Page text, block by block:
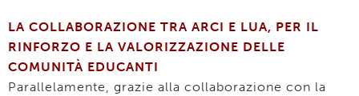
LA COLLABORAZIONE TRA ARCI E LUA, PER IL
RINFORZO E LA VALORIZZAZIONE DELLE
COMUNITÀ EDUCANTI
Parallelamente, grazie alla collaborazione con la